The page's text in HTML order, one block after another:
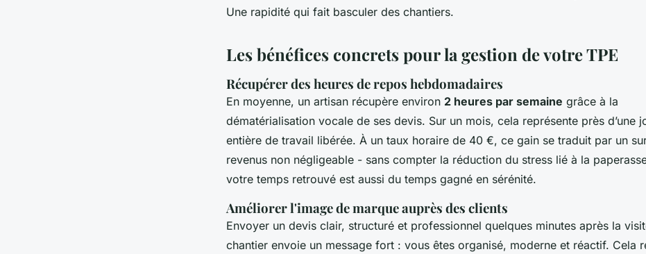
Une rapidité qui fait basculer des chantiers.
Les bénéfices concrets pour la gestion de votre TPE
Récupérer des heures de repos hebdomadaires
En moyenne, un artisan récupère environ 2 heures par semaine grâce à la
dématérialisation vocale de ses devis. Sur un mois, cela représente près d’une
entière de travail libérée. À un taux horaire de 40 €, ce gain se traduit par un
revenus non négligeable - sans compter la réduction du stress lié à la
votre temps retrouvé est aussi du temps gagné en sérénité.
Améliorer l'image de marque auprès des clients
Envoyer un devis clair, structuré et professionnel quelques minutes après la
chantier envoie un message fort : vous êtes organisé, moderne et réactif. Cela